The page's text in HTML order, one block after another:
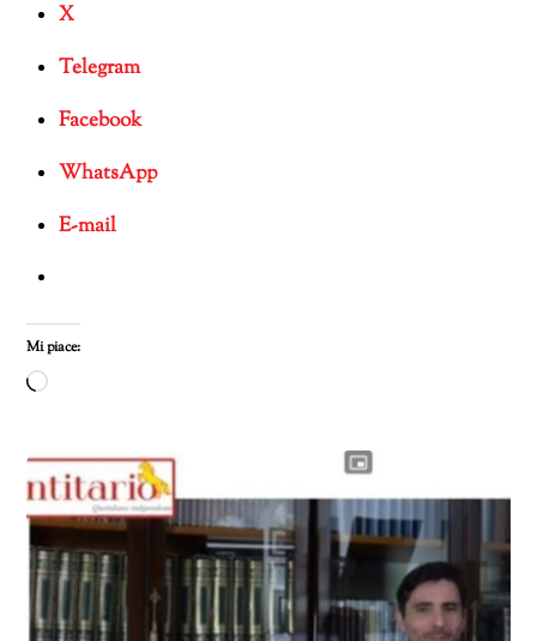
X
Telegram
Facebook
WhatsApp
E-mail
Mi piace:
Caricamento
corso…